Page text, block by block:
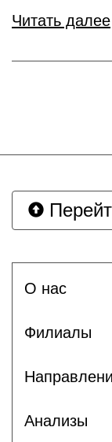
Читать далее
О нас
Филиалы
Анализы